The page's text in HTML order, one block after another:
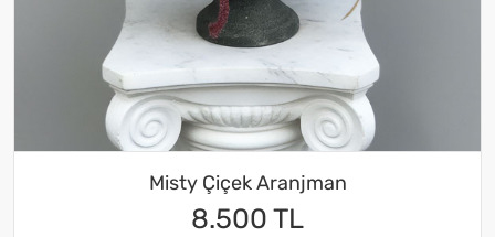
Misty Çiçek Aranjman
8.500 TL